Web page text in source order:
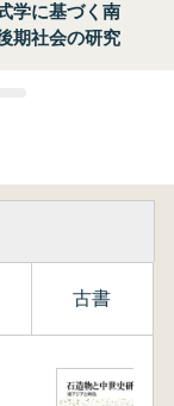
学に基づく南
期社会の研究
古書